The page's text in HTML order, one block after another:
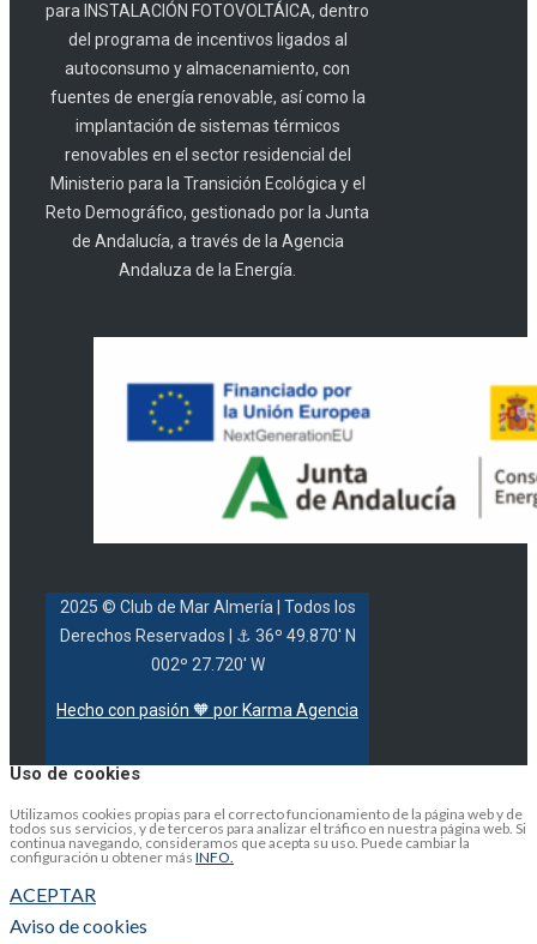
para INSTALACIÓN FOTOVOLTÁICA, dentro
del programa de incentivos ligados al
autoconsumo y almacenamiento, con
fuentes de energía renovable, así como la
implantación de sistemas térmicos
renovables en el sector residencial del
Ministerio para la Transición Ecológica y el
Reto Demográfico, gestionado por la Junta
de Andalucía, a través de la Agencia
Andaluza de la Energía.
2025 © Club de Mar Almería
| Todos los
Derechos Reservados |
⚓ 36º 49.870' N
002º 27.720' W
Hecho con pasión 🧡 por Karma Agencia
Uso de cookies
Utilizamos cookies propias para el correcto funcionamiento de la página web y de
todos sus servicios, y de terceros para analizar el tráfico en nuestra página web. Si
continua navegando, consideramos que acepta su uso. Puede cambiar la
configuración u obtener más INFO.
ACEPTAR
Aviso de cookies